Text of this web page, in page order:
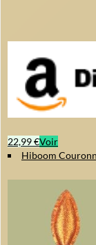
22,99 €Voir
Hiboom